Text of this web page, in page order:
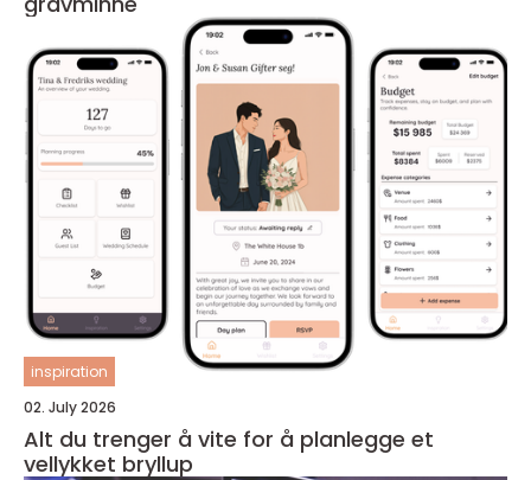
inspiration
02. July 2026
Alt du trenger å vite for å planlegge et
vellykket bryllup